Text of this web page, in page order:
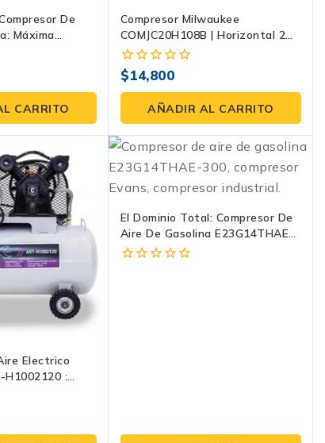
De
Máxima
9 Hp
CARRITO
Compresor Milwaukee
COMJC20H108B | Horizontal 2
HP, 108 Litros, 120 PSI
0
fuera
5
$14,800
AÑADIR AL CARRITO
Electrico
:
En Un Solo
El Dominio Total: Compresor De
Aire De Gasolina E23G14THAE-
300 | Evans